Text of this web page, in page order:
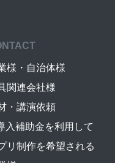
様・自治体様
関連会社様
・講演依頼
入補助金を利用して
リ制作を希望される